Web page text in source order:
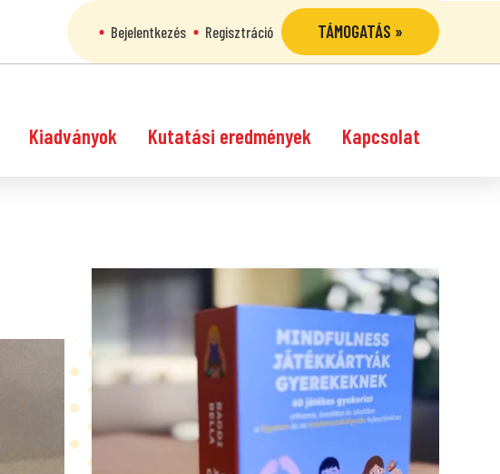
Bejelentkezés Regisztráció TÁMOGATÁS »
Kiadványok Kutatási eredmények Kapcsolat